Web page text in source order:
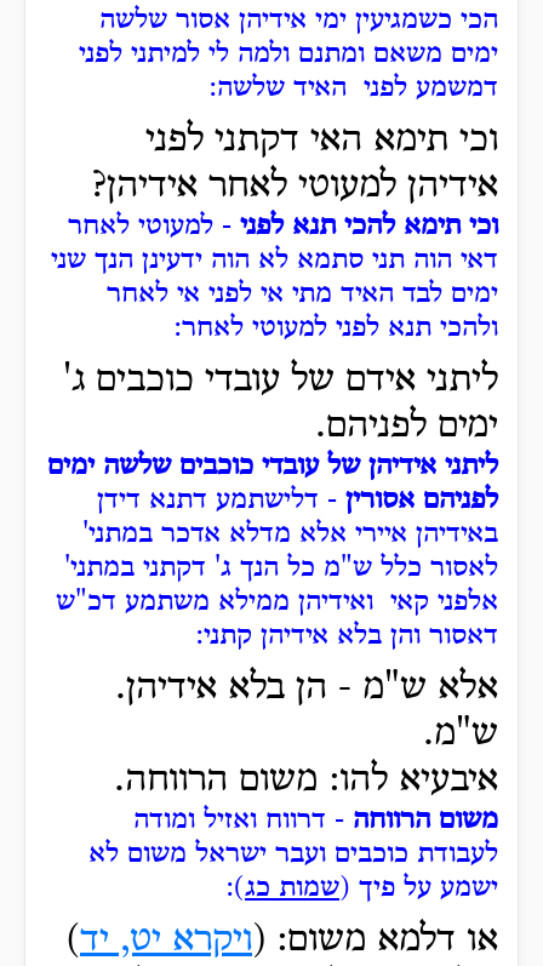
הכי כשמגיעין ימי אידיהן אסור שלשה
ימים משאם ומתנם ולמה לי למיתני לפני
דמשמע לפני האיד שלשה:
וכי תימא האי דקתני לפני
אידיהן למעוטי לאחר אידיהן?
וכי תימא להכי תנא לפני - למעוטי לאחר
דאי הוה תני סתמא לא הוה ידעינן הנך שני
ימים לבד האיד מתי אי לפני אי לאחר
ולהכי תנא לפני למעוטי לאחר:
ליתני אידם של עובדי כוכבים ג'
ימים לפניהם.
ליתני אידיהן של עובדי כוכבים שלשה ימים
לפניהם אסורין - דלישתמע דתנא דידן
באידיהן איירי אלא מדלא אדכר במתני'
לאסור כלל ש"מ כל הנך ג' דקתני במתני'
אלפני קאי ואידיהן ממילא משתמע דכ"ש
דאסור והן בלא אידיהן קתני:
אלא ש"מ - הן בלא אידיהן.
ש"מ.
איבעיא להו: משום הרווחה.
משום הרווחה - דרווח ואזיל ומודה
לעבודת כוכבים ועבר ישראל משום לא
ישמע על פיך (שמות כג):
או דלמא משום: (ויקרא יט, יד)